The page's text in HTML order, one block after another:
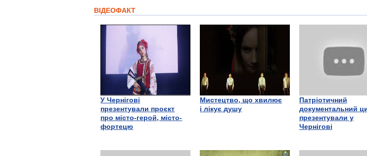
ВІДЕОФАКТ
У Чернігові
презентували проєкт
про місто-герой, місто-
фортецю
Мистецтво, що хвилює
і лікує душу
Патріотичний
документальний
презентували у
Чернігові